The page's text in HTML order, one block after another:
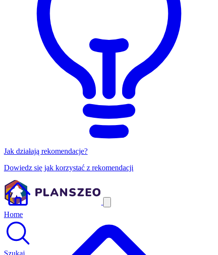
Jak działają rekomendacje?
Dowiedz się jak korzystać z rekomendacji
Home
Szukaj